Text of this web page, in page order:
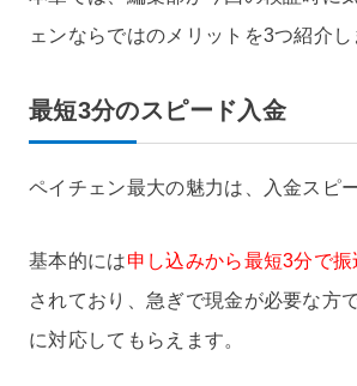
ェンならではのメリットを3つ紹介し
最短3分のスピード入金
ペイチェン最大の魅力は、入金スピ
基本的には申し込みから最短3分で
されており、急ぎで現金が必要な方
に対応してもらえます。